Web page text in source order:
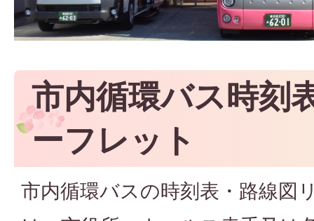
市内循環バス時刻
ーフレット
市内循環バスの時刻表・路線図